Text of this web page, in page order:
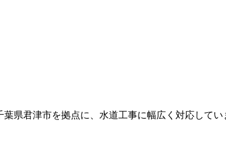
県君津市を拠点に、水道工事に幅広く対応して